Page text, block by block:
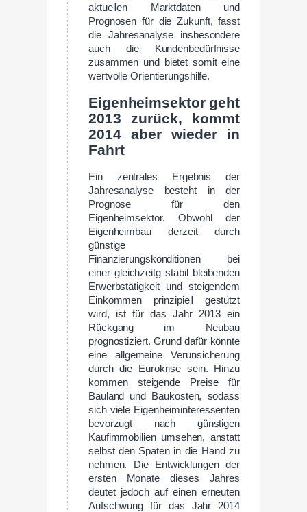
aktuellen Marktdaten und
Prognosen für die Zukunft, fasst
die Jahresanalyse insbesondere
auch die Kundenbedürfnisse
zusammen und bietet somit eine
wertvolle Orientierungshilfe.
Eigenheimsektor geht
2013 zurück, kommt
2014 aber wieder in
Fahrt
Ein zentrales Ergebnis der
Jahresanalyse besteht in der
Prognose für den
Eigenheimsektor. Obwohl der
Eigenheimbau derzeit durch
günstige
Finanzierungskonditionen bei
einer gleichzeitg stabil bleibenden
Erwerbstätigkeit und steigendem
Einkommen prinzipiell gestützt
wird, ist für das Jahr 2013 ein
Rückgang im Neubau
prognostiziert. Grund dafür könnte
eine allgemeine Verunsicherung
durch die Eurokrise sein. Hinzu
kommen steigende Preise für
Bauland und Baukosten, sodass
sich viele Eigenheiminteressenten
bevorzugt nach günstigen
Kaufimmobilien umsehen, anstatt
selbst den Spaten in die Hand zu
nehmen. Die Entwicklungen der
ersten Monate dieses Jahres
deutet jedoch auf einen erneuten
Aufschwung für das Jahr 2014